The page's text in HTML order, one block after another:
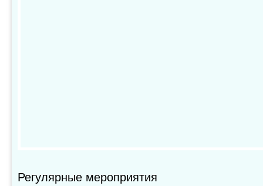
Регулярные мероприятия